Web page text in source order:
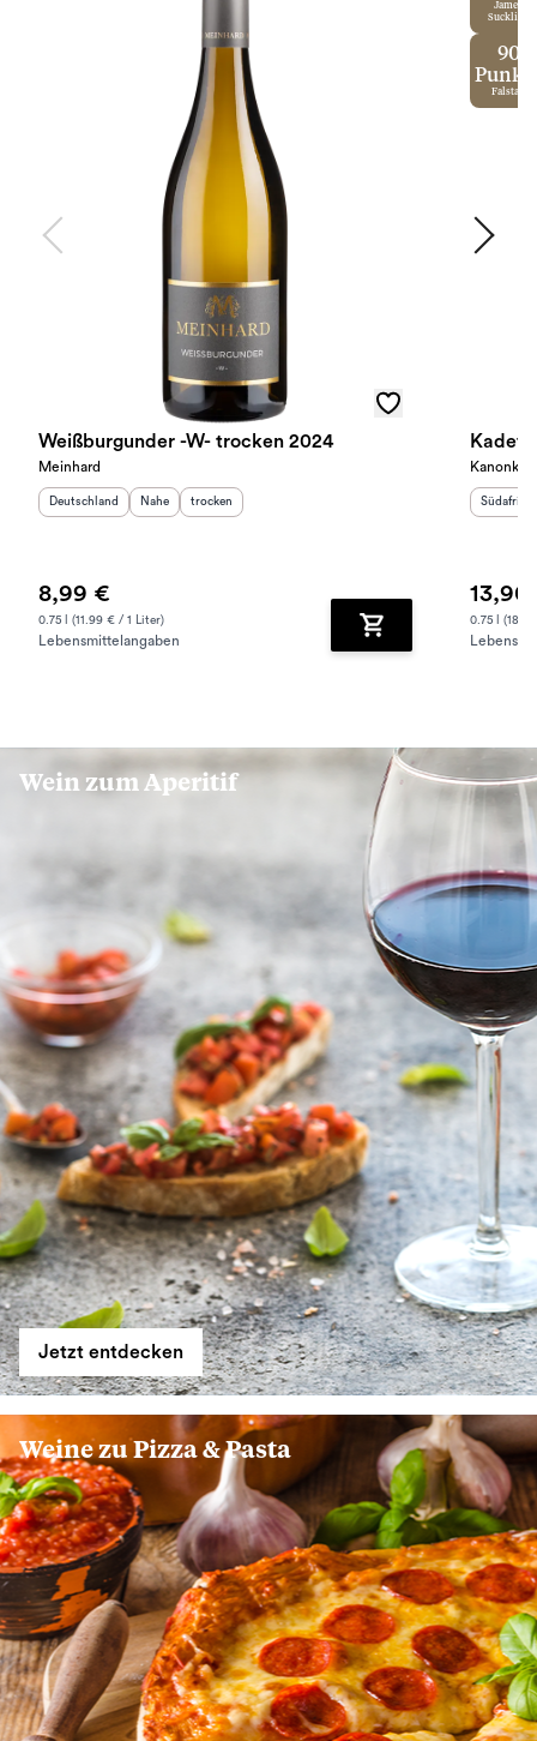
Weißburgunder -W- trocken 2024
Meinhard
Herkunftsland
Deutschland Herkunftsregion:
Nahe Geschmack
trocken
8,99 €
0.75 l (11.99 € / 1 Liter)
Lebensmittelangaben Zum Warenkorb
James
Suckling
90
Falstaff
Kanonkop
Südafrika
13,90
0.75 l
Wein zum Aperitif
Jetzt entdecken
Weine zu Pizza & Pasta